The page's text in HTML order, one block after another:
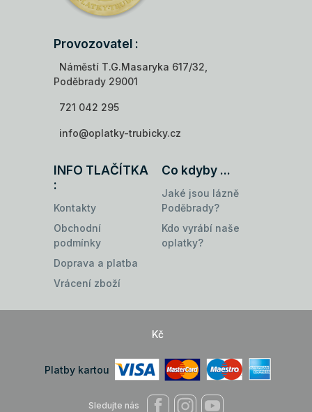
Provozovatel :
Náměstí T.G.Masaryka 617/32,
Poděbrady 29001
721 042 295
info@oplatky-trubicky.cz
INFO TLAČÍTKA
:
Kontakty
Obchodní
podmínky
Doprava a platba
Vrácení zboží
Co kdyby ...
Jaké jsou lázně
Poděbrady?
Kdo vyrábí naše
oplatky?
Kč
Platby kartou
Sledujte nás